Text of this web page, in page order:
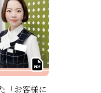
「お客様に